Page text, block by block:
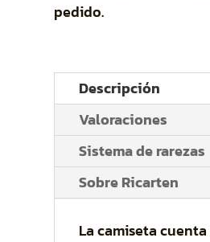
pedido.
Descripción
Valoraciones
Sistema de rarezas
Sobre Ricarten
La camiseta